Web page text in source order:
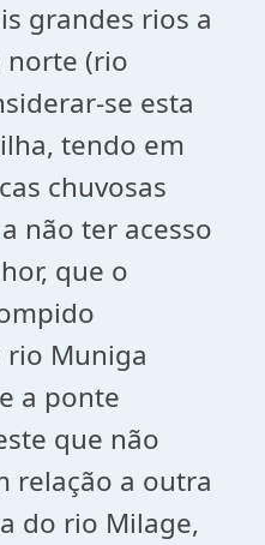
grandes rios a
norte (rio
se esta
tendo em
chuvosas
não ter acesso
que o
Muniga
a ponte
que não
relação a outra
do rio Milage,